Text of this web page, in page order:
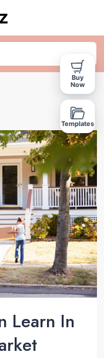
Learn In
Buy
Now
Templates